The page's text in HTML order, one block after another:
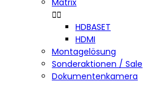

HDBASET
HDMI
Montagelösung
Sonderaktionen / Sale
Dokumentenkamera